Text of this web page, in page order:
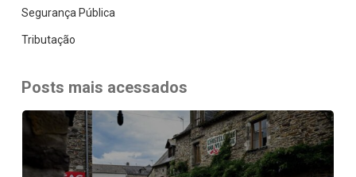
Segurança Pública
Tributação
Posts mais acessados